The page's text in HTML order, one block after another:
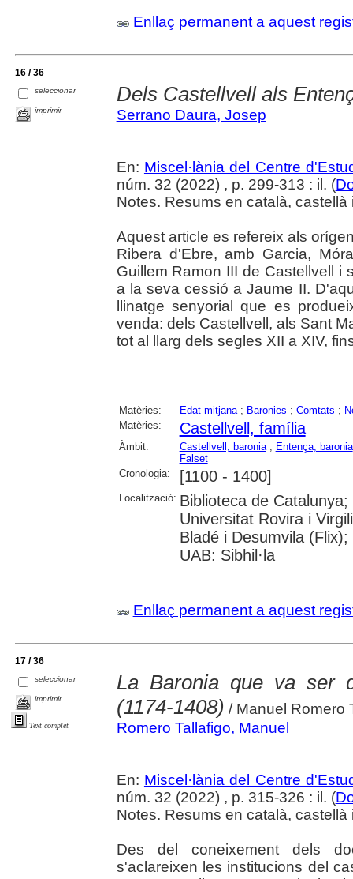
Enllaç permanent a aquest
16 / 36
seleccionar
imprimir
Dels Castellvell als
Serrano Daura, Josep
En: Miscel·lània del Centre
núm. 32 (2022) , p. 299-313 : il. (
Notes. Resums en català, castellà
Aquest article es refereix als
Ribera d'Ebre, amb Garcia,
Guillem Ramon III de Castellvell i
a la seva cessió a Jaume II.
llinatge senyorial que es
venda: dels Castellvell, als Sant
tot al llarg dels segles XII a XIV,
Matèries: Edat mitjana; Baronies ; Comtats ;
Matèries:
Castellvell, família
Àmbit: Castellvell, baronia; Entença, baronia
Falset
Cronologia:
[1100 - 1400]
Localització: Biblioteca de
Universitat Rovira i
Bladé i Desumvila
UAB: Sibhil·la
Enllaç permanent a aquest
17 / 36
seleccionar
imprimir
Text complet
La Baronia que va ser
(1174-1408) / Manuel Romero
Romero Tallafigo, Manuel
En: Miscel·lània del Centre
núm. 32 (2022) , p. 315-326 : il. (
Notes. Resums en català, castellà
Des del coneixement dels
s'aclareixen les institucions del